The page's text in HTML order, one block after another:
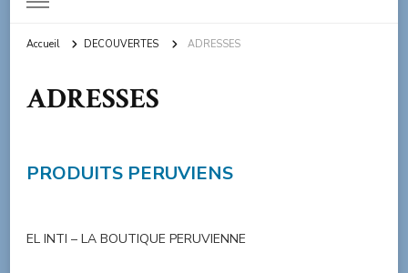
Accueil DECOUVERTES ADRESSES
ADRESSES
PRODUITS PERUVIENS
EL INTI – LA BOUTIQUE PERUVIENNE